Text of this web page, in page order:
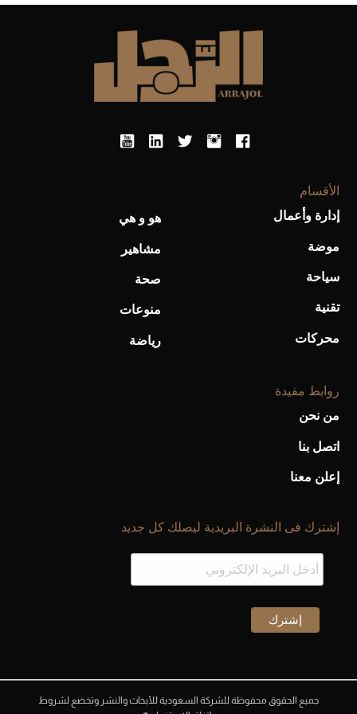
أحذية Mary Jane: ترف وأناقة للرجال
الأقسام
إدارة وأعمال
موضة
سياحة
تقنية
محركات
هو و هي
مشاهير
صحة
منوعات
رياضة
روابط مفيدة
من نحن
اتصل بنا
إعلن معنا
إشترك فى النشرة البريدية ليصلك كل جديد
جميع الحقوق محفوظة للشركة السعودية للأبحاث والنشر وتخضع لشروط